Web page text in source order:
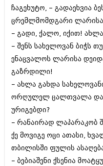
აგვისტო 2018 (162)
ივლისი 2018 (223)
ივნისი 2018 (244)
მაისი 2018 (211)
აპრილი 2018 (194)
მარტი 2018 (256)
თებერვალი 2018
დეკემბერი 2017
ნოემბერი 2017
ოქტომბერი 2017
აგვისტო 2017
ივლისი 2017 (233)
სექტემბერი 2020 (204)
აგვისტო 2020 (249)
ივლისი 2020 (204)
ივნისი 2020 (249)
არქივის ზომის ნახვა
ჩაგეხუტო, – გადაეხვია
ცრემლმომდგარი
– გადი, ქალო, იქით! ახლა
– შენს სახელოვან ბიჭს
ენაცვალოს ლარისა
გაზრდილი!
– ახლა გახდა
ორღულელ ცალთვალა და
ურიგებდი?
– რანაირად ლაპარაკობ
ქე მოვიგე ოცი ათასი,
თბილისში ფულის
– ბებიაშენი ქსენია